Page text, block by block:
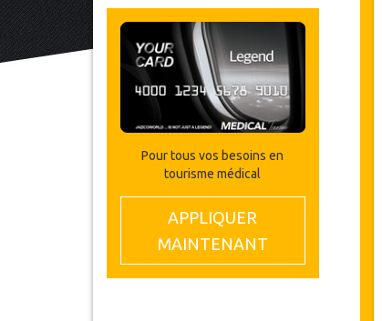
Pour tous vos besoins en
tourisme médical
APPLIQUER
MAINTENANT